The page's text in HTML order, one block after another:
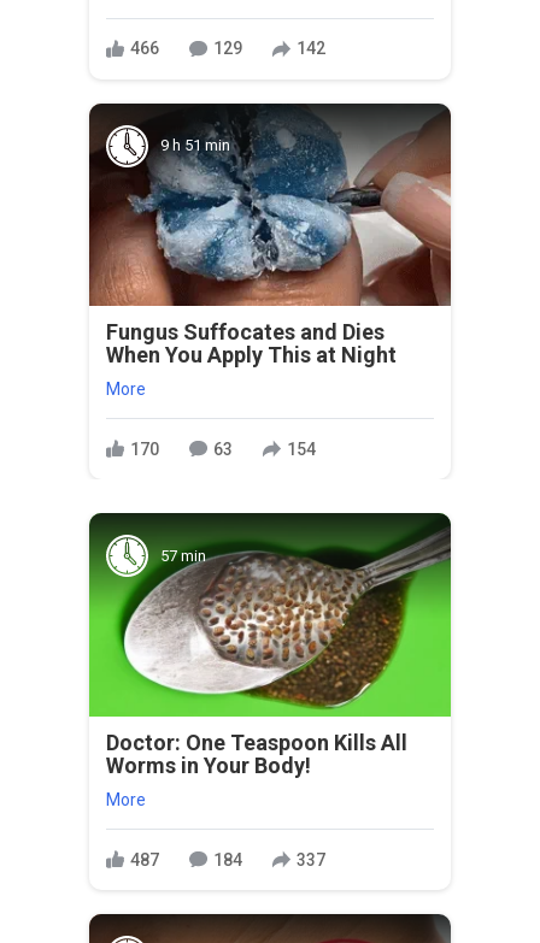
466 129 142
9 h 51 min
Fungus Suffocates and Dies
When You Apply This at Night
More
170 63 154
57 min
Doctor: One Teaspoon Kills All
Worms in Your Body!
More
487 184 337